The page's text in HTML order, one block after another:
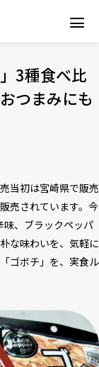
3種食べ比
つまみにも
当初は宮崎県で販売
売されています。今
味、ブラックペッパ
な味わいを、気軽に
ゴボチ」を、実食ル